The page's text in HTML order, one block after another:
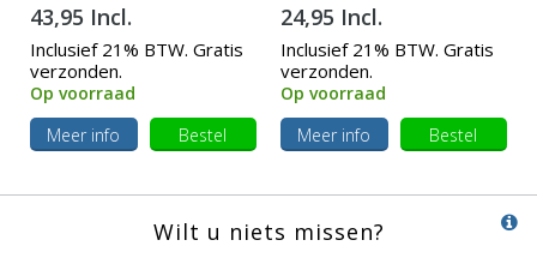
43,95 Incl.
Inclusief 21% BTW. Gratis
verzonden.
Op voorraad
Meer info
Bestel
24,95 Incl.
Inclusief 21% BTW. Gratis
verzonden.
Op voorraad
Meer info
Bestel
Wilt u niets missen?